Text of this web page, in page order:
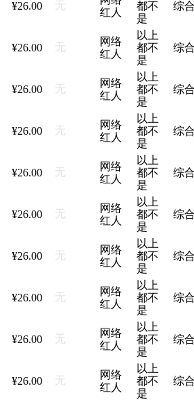
¥26.00 无
红人
都不
是
综
¥26.00 无
网络
红人
以上
都不
是
综
¥26.00 无
网络
红人
以上
都不
是
综
¥26.00 无
网络
红人
以上
都不
是
综
¥26.00 无
网络
红人
以上
都不
是
综
¥26.00 无
网络
红人
以上
都不
是
综
¥26.00 无
网络
红人
以上
都不
是
综
¥26.00 无
网络
红人
以上
都不
是
综
¥26.00 无
网络
红人
以上
都不
是
综
¥26.00 无
网络
红人
以上
都不
是
综